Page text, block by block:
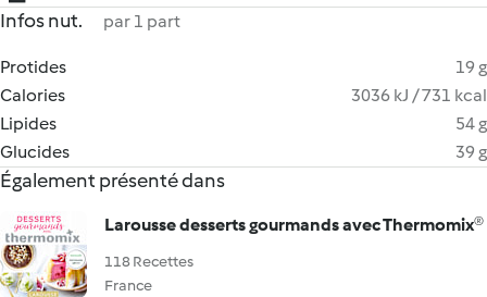
Infos nut. par 1 part
Protides
19 g
Calories
3036 kJ / 731 kcal
Lipides
54 g
Glucides
39 g
Également présenté dans
Larousse desserts gourmands avec Thermomix®
118 Recettes
France